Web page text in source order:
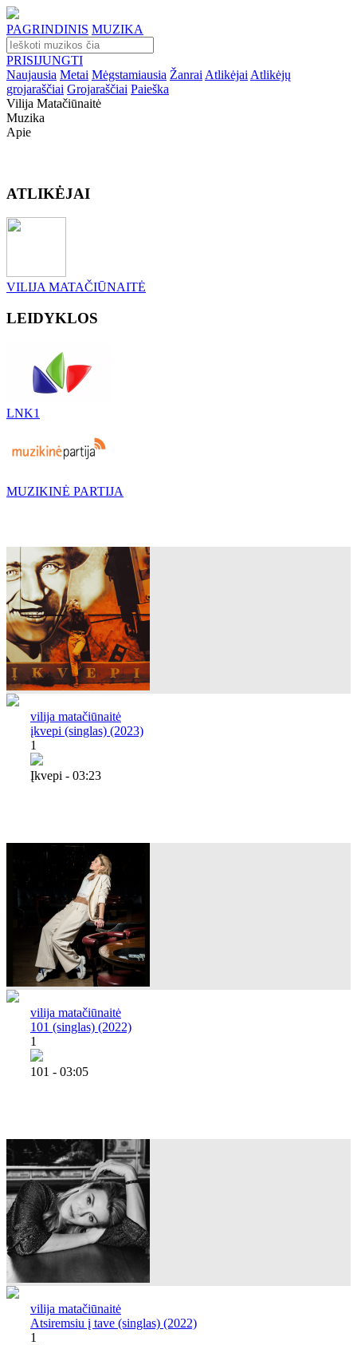
PAGRINDINIS MUZIKA
PRISIJUNGTI
Naujausia Metai Mėgstamiausia Žanrai Atlikėjai Atlikėjų
grojaraščiai Grojaraščiai Paieška
Vilija Matačiūnaitė
Muzika
Apie
ATLIKĖJAI
VILIJA MATAČIŪNAITĖ
LEIDYKLOS
LNK1
MUZIKINĖ PARTIJA
vilija matačiūnaitė
įkvepi (singlas) (2023)
1
Įkvepi - 03:23
vilija matačiūnaitė
101 (singlas) (2022)
1
101 - 03:05
vilija matačiūnaitė
Atsiremsiu į tave (singlas) (2022)
1